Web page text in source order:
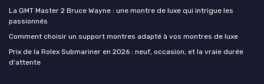
La GMT Master 2 Bruce Wayne : une montre de luxe qui intrigue les
passionnés
Comment choisir un support montres adapté à vos montres de luxe
Prix de la Rolex Submariner en 2026 : neuf, occasion, et la vraie durée
d'attente